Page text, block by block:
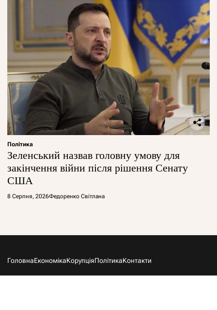
Політика
Зеленський назвав головну умову для
закінчення війни після рішення Сенату
США
8 Серпня, 2026Федоренко Світлана
ГоловнаЕкономікаКорупціяПолітикаКонтакти